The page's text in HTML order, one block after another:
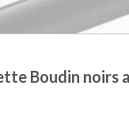
Boudin noirs